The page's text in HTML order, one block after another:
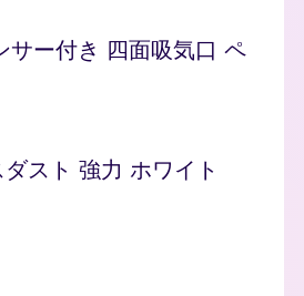
ー付き 四面吸気口 ペ
スト 強力 ホワイト